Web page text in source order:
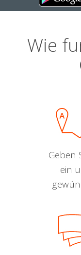
Wie
Geben
ein